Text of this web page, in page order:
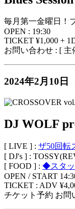
毎月第一金曜日！
OPEN : 19:30
TICKET ¥1,000 +
お問い合わせ : [ 主
2024年2月10日
DJ WOLF
[ LIVE ] : ザ50回転
[ DJ's ] :
[ FOOD ] : ◆スタ
OPEN / START
TICKET : ADV
チケット予約 お問